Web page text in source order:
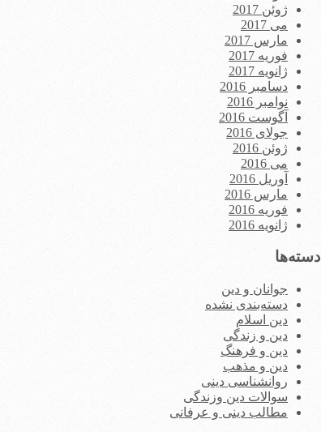
ژوئن 2017
می 2017
مارس 2017
فوریه 2017
ژانویه 2017
دسامبر 2016
نوامبر 2016
آگوست 2016
جولای 2016
ژوئن 2016
می 2016
آوریل 2016
مارس 2016
فوریه 2016
ژانویه 2016
دسته‌ها
جوانان و دین
دسته‌بندی نشده
دین اسلام
دین و زندگی
دین و فرهنگ
دین و مذهب
روانشناسی دینی
سوالات دین وزندگی
مطالب دینی و عرفانی